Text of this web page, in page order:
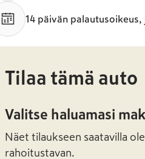
14 päivän
Tilaa tämä auto
Valitse haluamasi
Näet tilaukseen saatavilla
rahoitustavan.